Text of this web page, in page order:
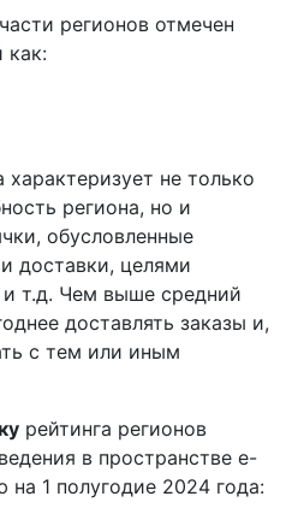
регионов отмечен
как:
характеризует не только
региона, но и
обусловленные
доставки, целями
и т.д. Чем выше средний
доставлять заказы и,
с тем или иным
рейтинга регионов
в пространстве e-
1 полугодие 2024 года: